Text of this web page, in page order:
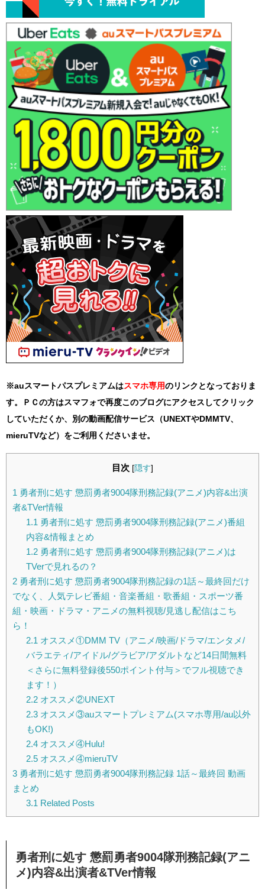
※auスマートパスプレミアムはスマホ専用のリンクとなっておりま
す。ＰＣの方はスマフォで再度このブログにアクセスしてクリック
していただくか、別の動画配信サービス（UNEXTやDMMTV、
mieruTVなど）をご利用くださいませ。
目次 [隠す]
1 勇者刑に処す 懲罰勇者9004隊刑務記録(アニメ)内容&出演
者&TVer情報
1.1 勇者刑に処す 懲罰勇者9004隊刑務記録(アニメ)番組
内容&情報まとめ
1.2勇者刑に処す 懲罰勇者9004隊刑務記録(アニメ)は
TVerで見れるの？
2 勇者刑に処す 懲罰勇者9004隊刑務記録の1話～最終回だけ
でなく、人気テレビ番組・音楽番組・歌番組・スポーツ番
組・映画・ドラマ・アニメの無料視聴/見逃し配信はこち
ら！
2.1 オススメ①DMM TV（アニメ/映画/ドラマ/エンタメ/
バラエティ/アイドル/グラビア/アダルトなど14日間無料
＜さらに無料登録後550ポイント付与＞でフル視聴でき
ます！）
2.2オススメ②UNEXT
2.3オススメ③auスマートプレミアム(スマホ専用/au以外
もOK!)
2.4オススメ④Hulu!
2.5オススメ④mieruTV
3 勇者刑に処す 懲罰勇者9004隊刑務記録 1話～最終回 動画
まとめ
3.1 Related Posts
勇者刑に処す 懲罰勇者9004隊刑務記録(アニ
メ)内容&出演者&TVer情報